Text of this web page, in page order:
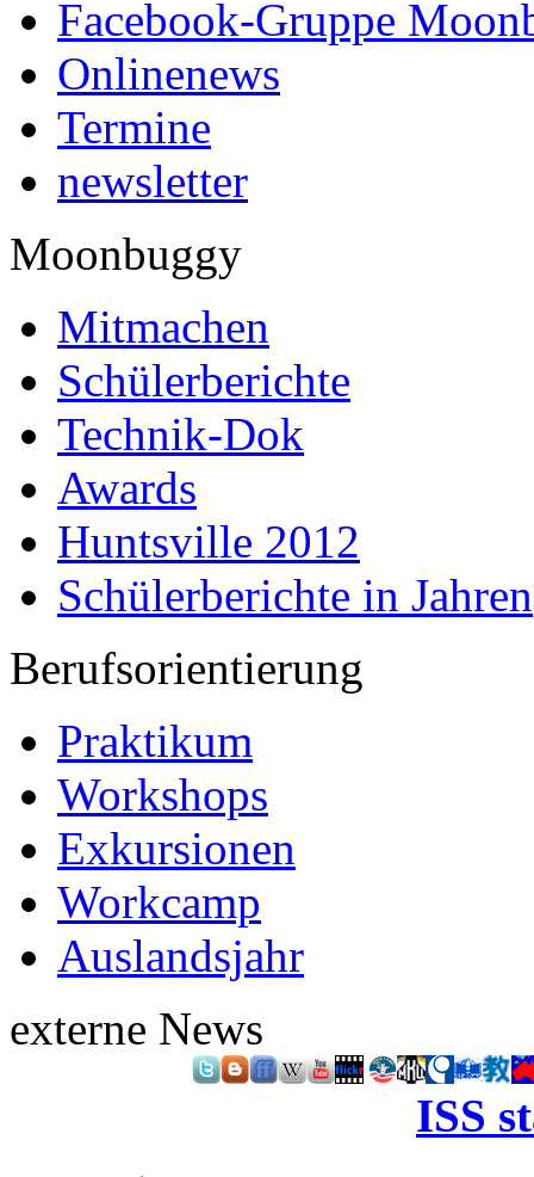
Facebook-Gruppe
Onlinenews
Termine
newsletter
Moonbuggy
Mitmachen
Schülerberichte
Technik-Dok
Awards
Huntsville 2012
Schülerberichte in Jahren
Berufsorientierung
Praktikum
Workshops
Exkursionen
Workcamp
Auslandsjahr
externe News
ISS